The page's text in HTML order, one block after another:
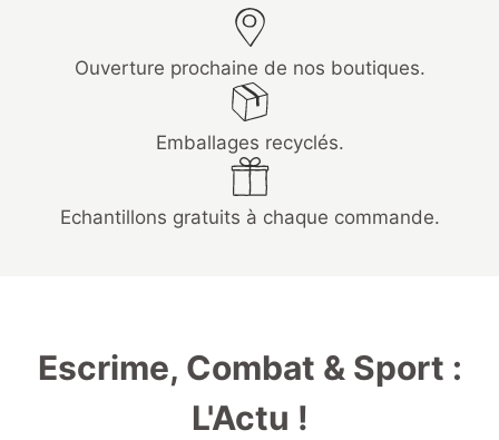
Ouverture prochaine de nos boutiques.
Emballages recyclés.
Echantillons gratuits à chaque commande.
Escrime, Combat & Sport :
L'Actu !